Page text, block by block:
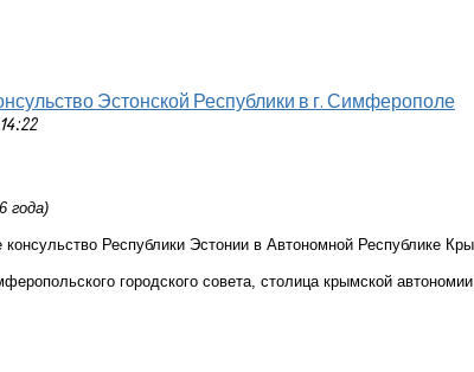
Эстонской Республики в г. Симферополе
года)
Республики Эстонии в Автономной Республике
городского совета, столица крымской